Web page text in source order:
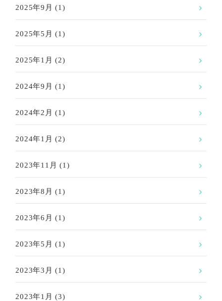
2025年9月 (1)
2025年5月 (1)
2025年1月 (2)
2024年9月 (1)
2024年2月 (1)
2024年1月 (2)
2023年11月 (1)
2023年8月 (1)
2023年6月 (1)
2023年5月 (1)
2023年3月 (1)
2023年1月 (3)